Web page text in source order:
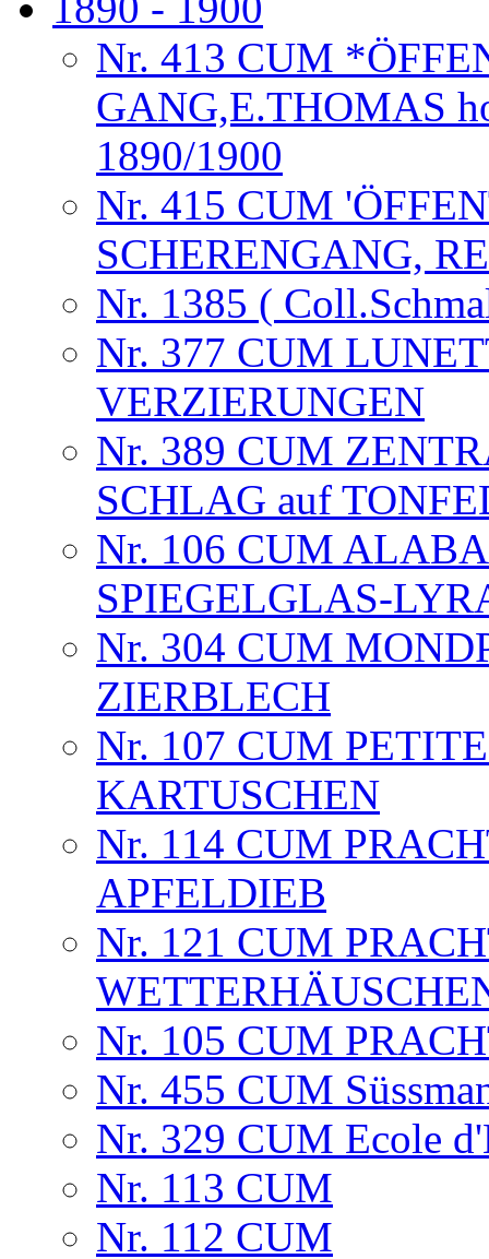
Nr. 413 CUM
GANG,E.THOMAS
1890/1900
Nr. 415 CUM
SCHERENGANG,
Nr. 1385 (
Nr. 377 CUM
VERZIERUNGEN
Nr. 389 CUM
SCHLAG auf
Nr. 106 CUM
SPIEGELGLAS-
Nr. 304 CUM
ZIERBLECH
Nr. 107 CUM
KARTUSCHEN
Nr. 114 CUM
APFELDIEB
Nr. 121 CUM
Nr. 105 CUM
Nr. 455 CUM
Nr. 329 CUM Ecole
Nr. 113 CUM
Nr. 112 CUM